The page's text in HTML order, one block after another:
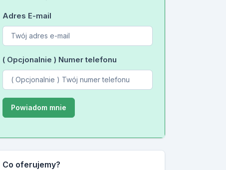
Adres E-mail
( Opcjonalnie ) Numer telefonu
Co oferujemy?